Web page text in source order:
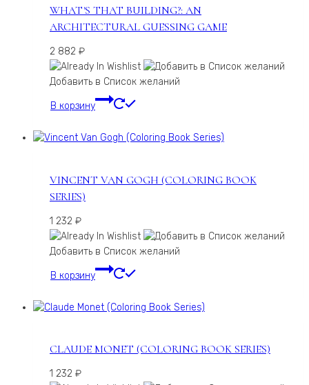
WHAT'S THAT BUILDING?: AN
ARCHITECTURAL GUESSING GAME
2 882 ₽
Добавить в Список желаний
В корзину
VINCENT VAN GOGH (COLORING BOOK
SERIES)
1 232 ₽
Добавить в Список желаний
В корзину
CLAUDE MONET (COLORING BOOK SERIES)
1 232 ₽